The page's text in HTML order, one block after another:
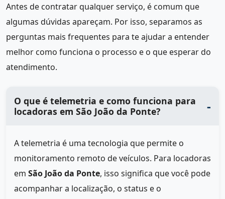
Antes de contratar qualquer serviço, é comum que
algumas dúvidas apareçam. Por isso, separamos as
perguntas mais frequentes para te ajudar a entender
melhor como funciona o processo e o que esperar do
atendimento.
O que é telemetria e como funciona para
locadoras em São João da Ponte?
A telemetria é uma tecnologia que permite o
monitoramento remoto de veículos. Para locadoras
em São João da Ponte, isso significa que você pode
acompanhar a localização, o status e o